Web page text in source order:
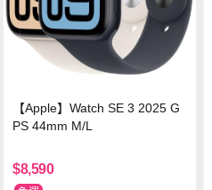
【Apple】Watch SE 3 2025 G
PS 44mm M/L
$8,590